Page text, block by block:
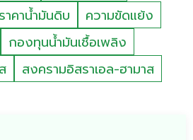
ราคาน้ำมันดิบ
ความขัดแย้ง
กองทุนน้ำมันเชื้อเพลิง
สงครามอิสราเอล-ฮามาส